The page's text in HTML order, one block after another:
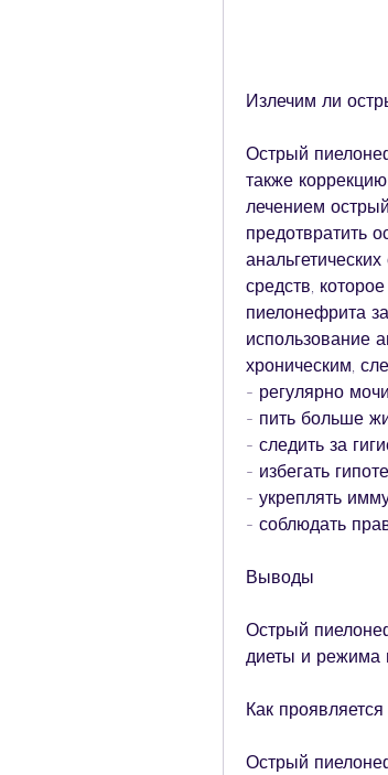
Излечим ли
Острый
также
лечением
предотвратить
средств,
пиелонефрита
использование
хроническим,
- регулярно
- пить больше
- следить за
- избегать
- укреплять
- соблюдать
Выводы
Острый
диеты и режима
Как
Острый